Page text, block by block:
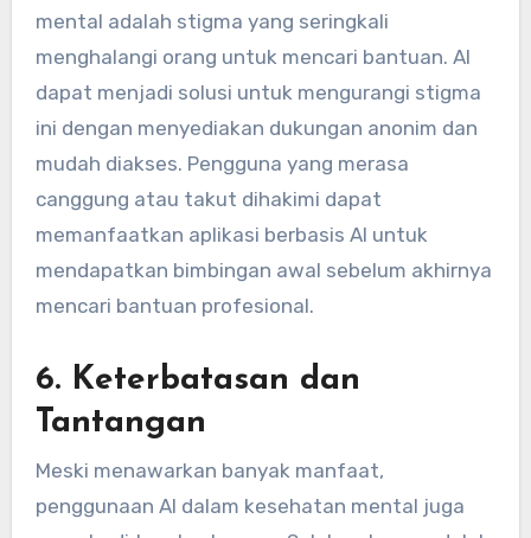
mental adalah stigma yang seringkali
menghalangi orang untuk mencari bantuan. AI
dapat menjadi solusi untuk mengurangi stigma
ini dengan menyediakan dukungan anonim dan
mudah diakses. Pengguna yang merasa
canggung atau takut dihakimi dapat
memanfaatkan aplikasi berbasis AI untuk
mendapatkan bimbingan awal sebelum akhirnya
mencari bantuan profesional.
6. Keterbatasan dan
Tantangan
Meski menawarkan banyak manfaat,
penggunaan AI dalam kesehatan mental juga